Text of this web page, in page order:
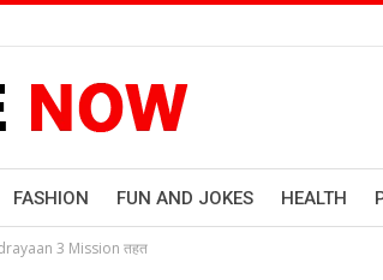
FASHION FUN AND JOKES HEALTH
3 Mission तहत